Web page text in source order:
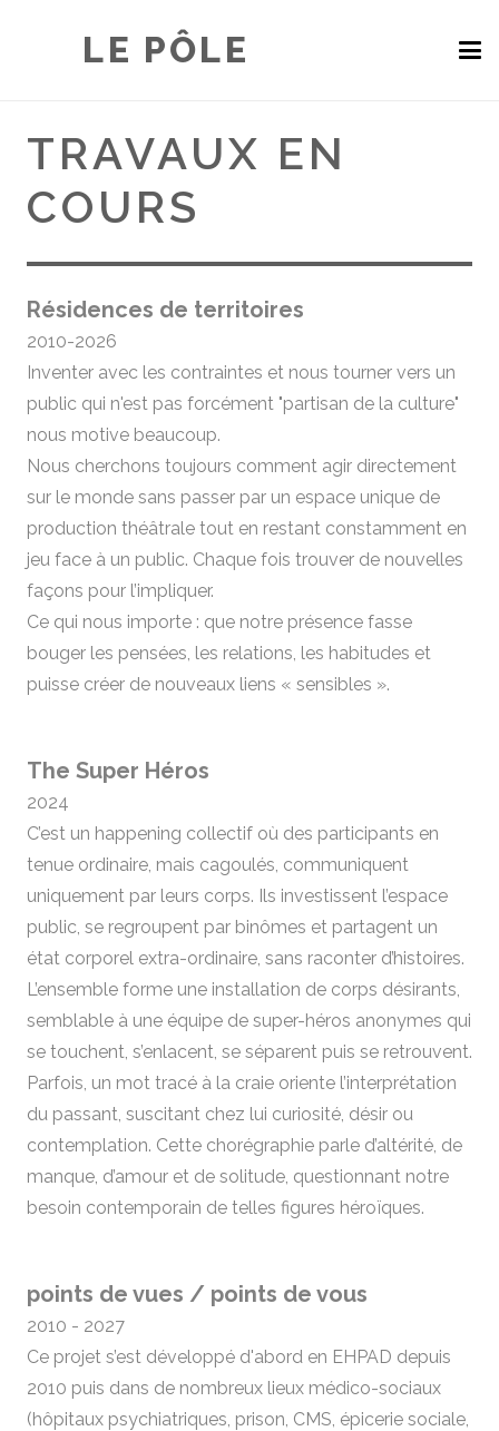
LE PÔLE
TRAVAUX EN
COURS
Résidences de territoires
2010-2026
Inventer avec les contraintes et nous tourner vers un
public qui n'est pas forcément "partisan de la culture"
nous motive beaucoup.
Nous cherchons toujours comment agir directement
sur le monde sans passer par un espace unique de
production théâtrale tout en restant constamment en
jeu face à un public. Chaque fois trouver de nouvelles
façons pour l’impliquer.
Ce qui nous importe : que notre présence fasse
bouger les pensées, les relations, les habitudes et
puisse créer de nouveaux liens « sensibles ».
The Super Héros
2024
C’est un happening collectif où des participants en
tenue ordinaire, mais cagoulés, communiquent
uniquement par leurs corps. Ils investissent l’espace
public, se regroupent par binômes et partagent un
état corporel extra-ordinaire, sans raconter d’histoires.
L’ensemble forme une installation de corps désirants,
semblable à une équipe de super-héros anonymes qui
se touchent, s’enlacent, se séparent puis se retrouvent.
Parfois, un mot tracé à la craie oriente l’interprétation
du passant, suscitant chez lui curiosité, désir ou
contemplation. Cette chorégraphie parle d’altérité, de
manque, d’amour et de solitude, questionnant notre
besoin contemporain de telles figures héroïques.
points de vues / points de vous
2010 - 2027
Ce projet s’est développé d'abord en EHPAD depuis
2010 puis dans de nombreux lieux médico-sociaux
(hôpitaux psychiatriques, prison, CMS, épicerie sociale,